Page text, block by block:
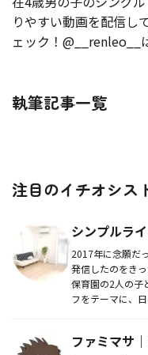
りやすい動画を配信し
ェック！@__renleo__
執筆記事一覧
注目のイチオシス
シンプルラ
2017年に念願だ
発信したのをき
保育園の2人の子
フをテーマに、
ファミマサ